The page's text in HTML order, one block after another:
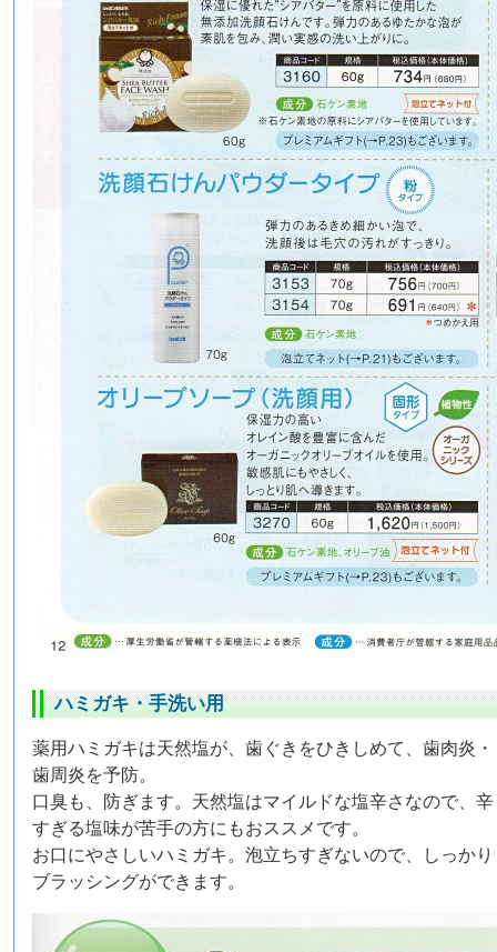
ハミガキ・手洗い用
薬用ハミガキは天然塩が、歯ぐきをひきしめて、歯肉炎・
歯周炎を予防。
口臭も、防ぎます。天然塩はマイルドな塩辛さなので、辛
すぎる塩味が苦手の方にもおススメです。
お口にやさしいハミガキ。泡立ちすぎないので、しっかり
ブラッシングができます。